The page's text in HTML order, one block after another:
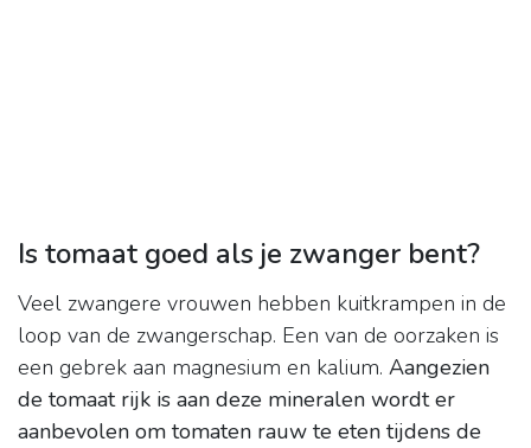
Is tomaat goed als je zwanger bent?
Veel zwangere vrouwen hebben kuitkrampen in de
loop van de zwangerschap. Een van de oorzaken is
een gebrek aan magnesium en kalium. Aangezien
de tomaat rijk is aan deze mineralen wordt er
aanbevolen om tomaten rauw te eten tijdens de